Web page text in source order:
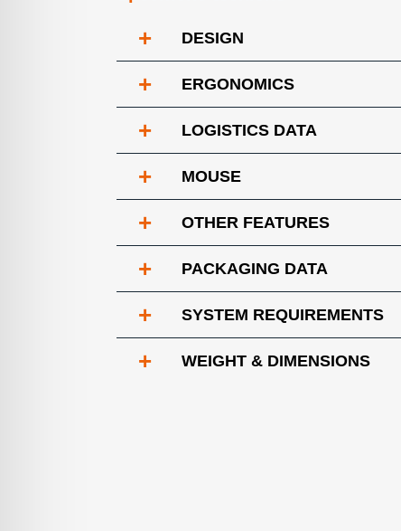
+ DESIGN
+ ERGONOMICS
+ LOGISTICS DATA
+ MOUSE
+ OTHER FEATURES
+ PACKAGING DATA
+ SYSTEM REQUIREMENTS
+ WEIGHT & DIMENSIONS